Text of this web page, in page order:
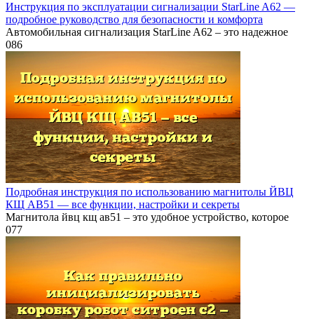
Инструкция по эксплуатации сигнализации StarLine A62 —
подробное руководство для безопасности и комфорта
Автомобильная сигнализация StarLine A62 – это надежное
086
Подробная инструкция по использованию магнитолы ЙВЦ
КЩ АВ51 — все функции, настройки и секреты
Магнитола йвц кщ ав51 – это удобное устройство, которое
077